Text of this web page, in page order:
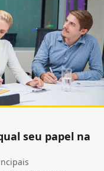
seu papel na